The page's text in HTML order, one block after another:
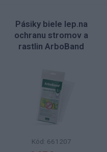
Pásiky biele lep.na
ochranu stromov a
rastlin ArboBand
Kód: 661207